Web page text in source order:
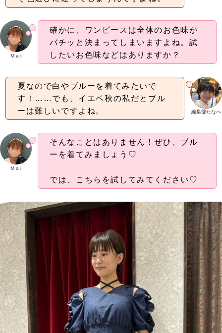
M a i
確かに、ワンピースは全体のお色味が
バチッと決まってしまいますよね。試
したいお色味などはありますか？
編集部たなべ
夏なので白やブルーを着てみたいで
す！……でも、イエベ秋の私だとブル
ーは難しいですよね。
M a i
そんなことはありません！ぜひ、ブル
ーを着てみましょう♡
では、こちらを試してみてください♡